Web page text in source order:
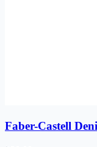
Faber-Castell